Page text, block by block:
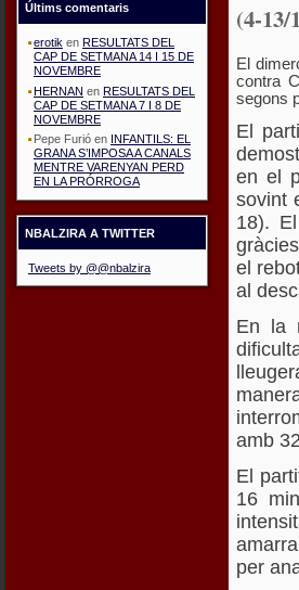
Últims comentaris
erotik en RESULTATS DEL
CAP DE SETMANA 14 I 15 DE
NOVEMBRE
HERNAN en RESULTATS DEL
CAP DE SETMANA 7 I 8 DE
NOVEMBRE
Pepe Furió en INFANTILS: EL
GRANA S’IMPOSA A CANALS
MENTRE VARENYAN PERD
EN LA PRÓRROGA
NBALZIRA A TWITTER
Tweets by @@nbalzira
(4-13/
El
contra
segons
El
en el
sovint
18).
el
al
En la
amb
El
16
per